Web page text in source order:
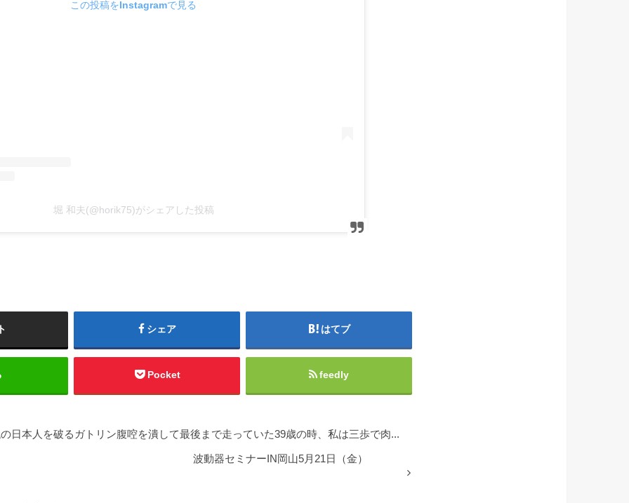
この投稿をInstagramで見る
堀 和夫(@horik75)がシェアした投稿
シェア はてブ
Pocket feedly
日本人を破るガトリン腹啌を潰して最後まで走っていた39歳の時、私は三歩で肉...
波動器セミナーIN岡山5月21日（金）